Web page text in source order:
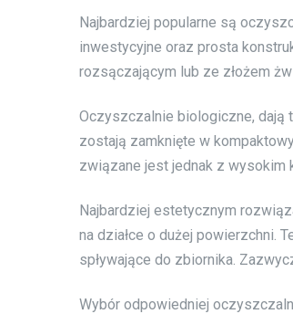
Najbardziej popularne są
inwestycyjne oraz prosta
rozsączającym lub ze złożem
Oczyszczalnie biologiczne, dają
zostają zamknięte w
związane jest jednak z wysokim
Najbardziej estetycznym
na działce o dużej powierzchni.
spływające do zbiornika.
Wybór odpowiedniej